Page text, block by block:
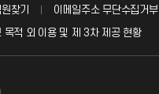
찾기
이메일주소 무단수집거부
목적 외 이용 및 제 3차 제공 현황